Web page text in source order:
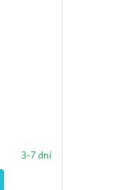
3-7 dní